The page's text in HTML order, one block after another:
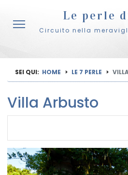
Le perle
Circuito nella
SEI QUI: HOME LE 7 PERLE
Villa Arbusto